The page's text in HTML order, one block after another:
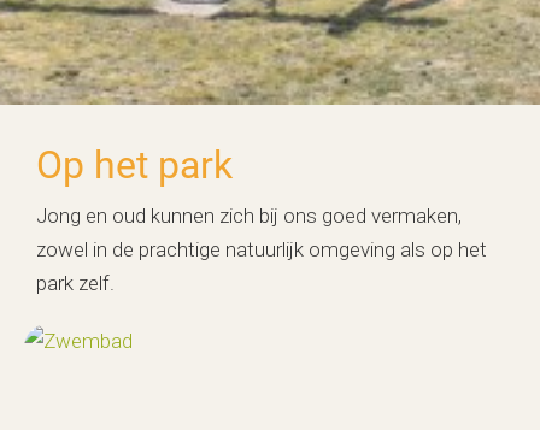
Op het park
Jong en oud kunnen zich bij ons goed vermaken,
zowel in de prachtige natuurlijk omgeving als op het
park zelf.